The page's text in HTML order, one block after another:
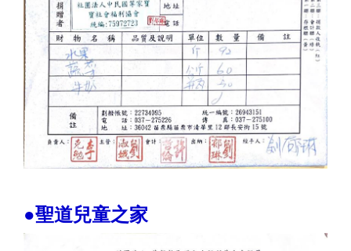
●聖道兒童之家